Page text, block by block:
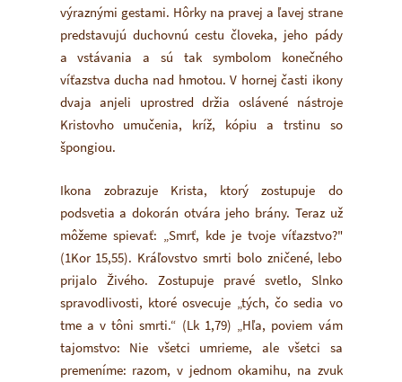
výraznými gestami. Hôrky na pravej a ľavej strane
predstavujú duchovnú cestu človeka, jeho pády
a vstávania a sú tak symbolom konečného
víťazstva ducha nad hmotou. V hornej časti ikony
dvaja anjeli uprostred držia oslávené nástroje
Kristovho umučenia, kríž, kópiu a trstinu so
špongiou.
Ikona zobrazuje Krista, ktorý zostupuje do
podsvetia a dokorán otvára jeho brány. Teraz už
môžeme spievať: „Smrť, kde je tvoje víťazstvo?"
(1Kor 15,55). Kráľovstvo smrti bolo zničené, lebo
prijalo Živého. Zostupuje pravé svetlo, Slnko
spravodlivosti, ktoré osvecuje „tých, čo sedia vo
tme a v tôni smrti.“ (Lk 1,79) „Hľa, poviem vám
tajomstvo: Nie všetci umrieme, ale všetci sa
premeníme: razom, v jednom okamihu, na zvuk